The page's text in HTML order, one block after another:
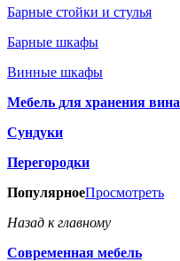
Барные стойки и стулья
Барные шкафы
Винные шкафы
Мебель для хранения вина
Сундуки
Перегородки
ПопулярноеПросмотреть
Назад к главному
Современная мебель